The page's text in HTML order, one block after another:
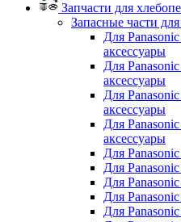
Запчасти для
Запасные части
Для
аксессуары
Для
аксессуары
Для
аксессуары
Для
аксессуары
Для
Для
Для
Для
Для